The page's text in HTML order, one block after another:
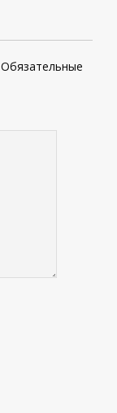
Обязательные